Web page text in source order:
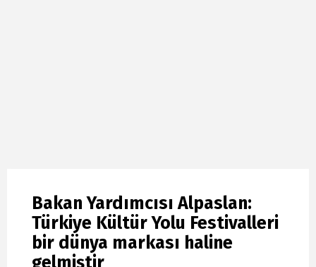
Bakan Yardımcısı Alpaslan:
Türkiye Kültür Yolu Festivalleri
bir dünya markası haline